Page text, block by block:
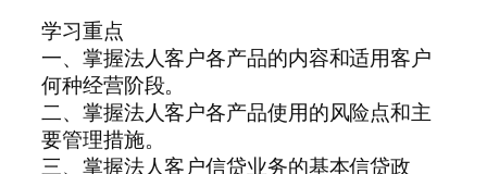
学习重点
一、掌握法人客户各产品的内容和适用客户
何种经营阶段。
二、掌握法人客户各产品使用的风险点和主
要管理措施。
三、掌握法人客户信贷业务的基本信贷政